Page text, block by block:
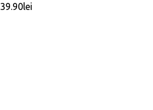
39.90 lei